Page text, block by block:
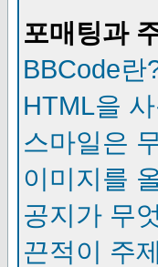
포매팅과
BBCode란
HTML을
스마일은
이미지를
공지가 무
끈적이 주